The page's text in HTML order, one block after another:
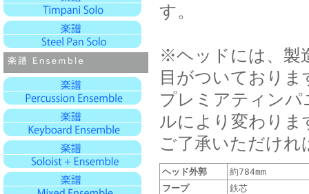
す。
※ヘッドには、製
目がついておりま
プレミアティン
ルにより変わり
ご了承いただけれ
ヘッド外郭
約784mm
フープ
鉄芯